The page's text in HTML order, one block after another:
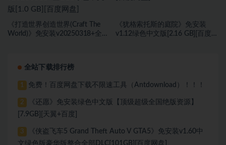
《打造世界创造世界(Craft The
World)》免安装v20250318+全
《犹格索托斯的庭院》免安装
v1.12绿色中文版[2.16 GB][百度网
全站下载排行榜
1 免费！百度网盘下载不限速工具（Antdownload）！！！
2
《还愿》免安装绿色中文版【顶级超级全国绝版资源】
[7.9GB][天翼+百度]
3
《侠盗飞车5 Grand Theft Auto V GTA5》免安装v1.60中
文绿色版豪华版整合全部DLC[101GB][百度网盘]